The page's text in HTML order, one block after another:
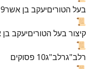
בעל הטוריםיעקב בן אשר9
📜
קיצור בעל הטוריםיעקב
📜
רלב"גרלב"ג10 פסוקים